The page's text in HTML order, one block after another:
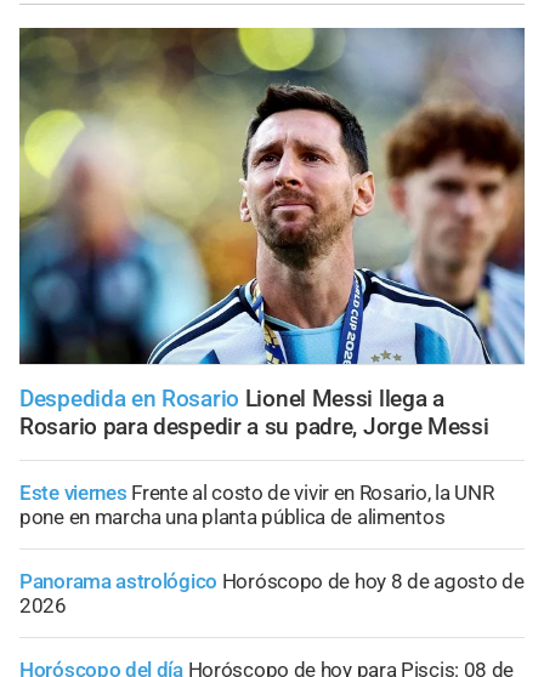
Despedida en Rosario Lionel Messi llega a
Rosario para despedir a su padre, Jorge Messi
Este viernes Frente al costo de vivir en Rosario, la UNR
pone en marcha una planta pública de alimentos
Panorama astrológico Horóscopo de hoy 8 de agosto de
2026
Horóscopo del día Horóscopo de hoy para Piscis: 08 de